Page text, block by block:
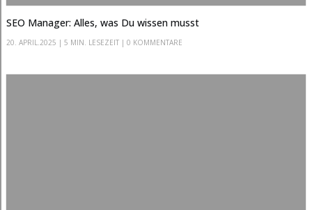
SEO Manager: Alles, was Du wissen musst
20. APRIL.2025 | 5 MIN. LESEZEIT| 0 KOMMENTARE